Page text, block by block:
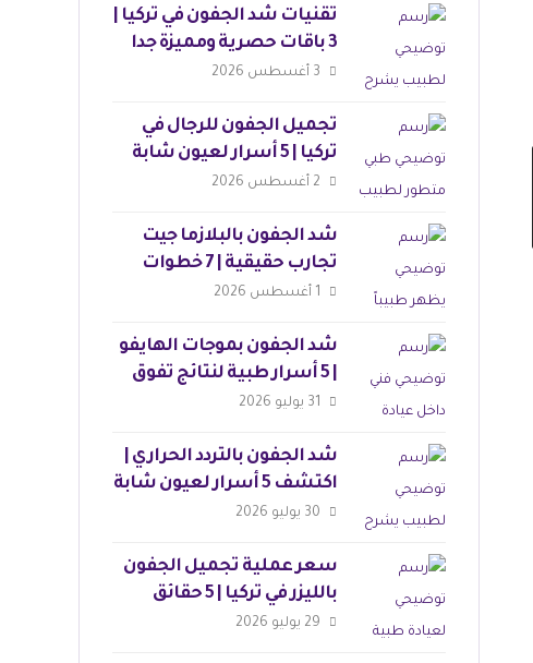
تقنيات شد الجفون في تركيا |
3 باقات حصرية ومميزة جدا
3 أغسطس 2026
تجميل الجفون للرجال في
تركيا | 5 أسرار لعيون شابة
وجذابة
2 أغسطس 2026
شد الجفون بالبلازما جيت
تجارب حقيقية | 7 خطوات
للجمال
1 أغسطس 2026
شد الجفون بموجات الهايفو
| 5 أسرار طبية لنتائج تفوق
التوقعات
31 يوليو 2026
شد الجفون بالتردد الحراري |
اكتشف 5 أسرار لعيون شابة
30 يوليو 2026
سعر عملية تجميل الجفون
بالليزر في تركيا | 5 حقائق
مذهلة
29 يوليو 2026